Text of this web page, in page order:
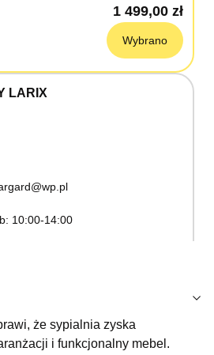
1 499,00 zł
Wybrano
LARIX
10:00-14:00
KUBUŚże sypialnia zyska
i funkcjonalny mebel.